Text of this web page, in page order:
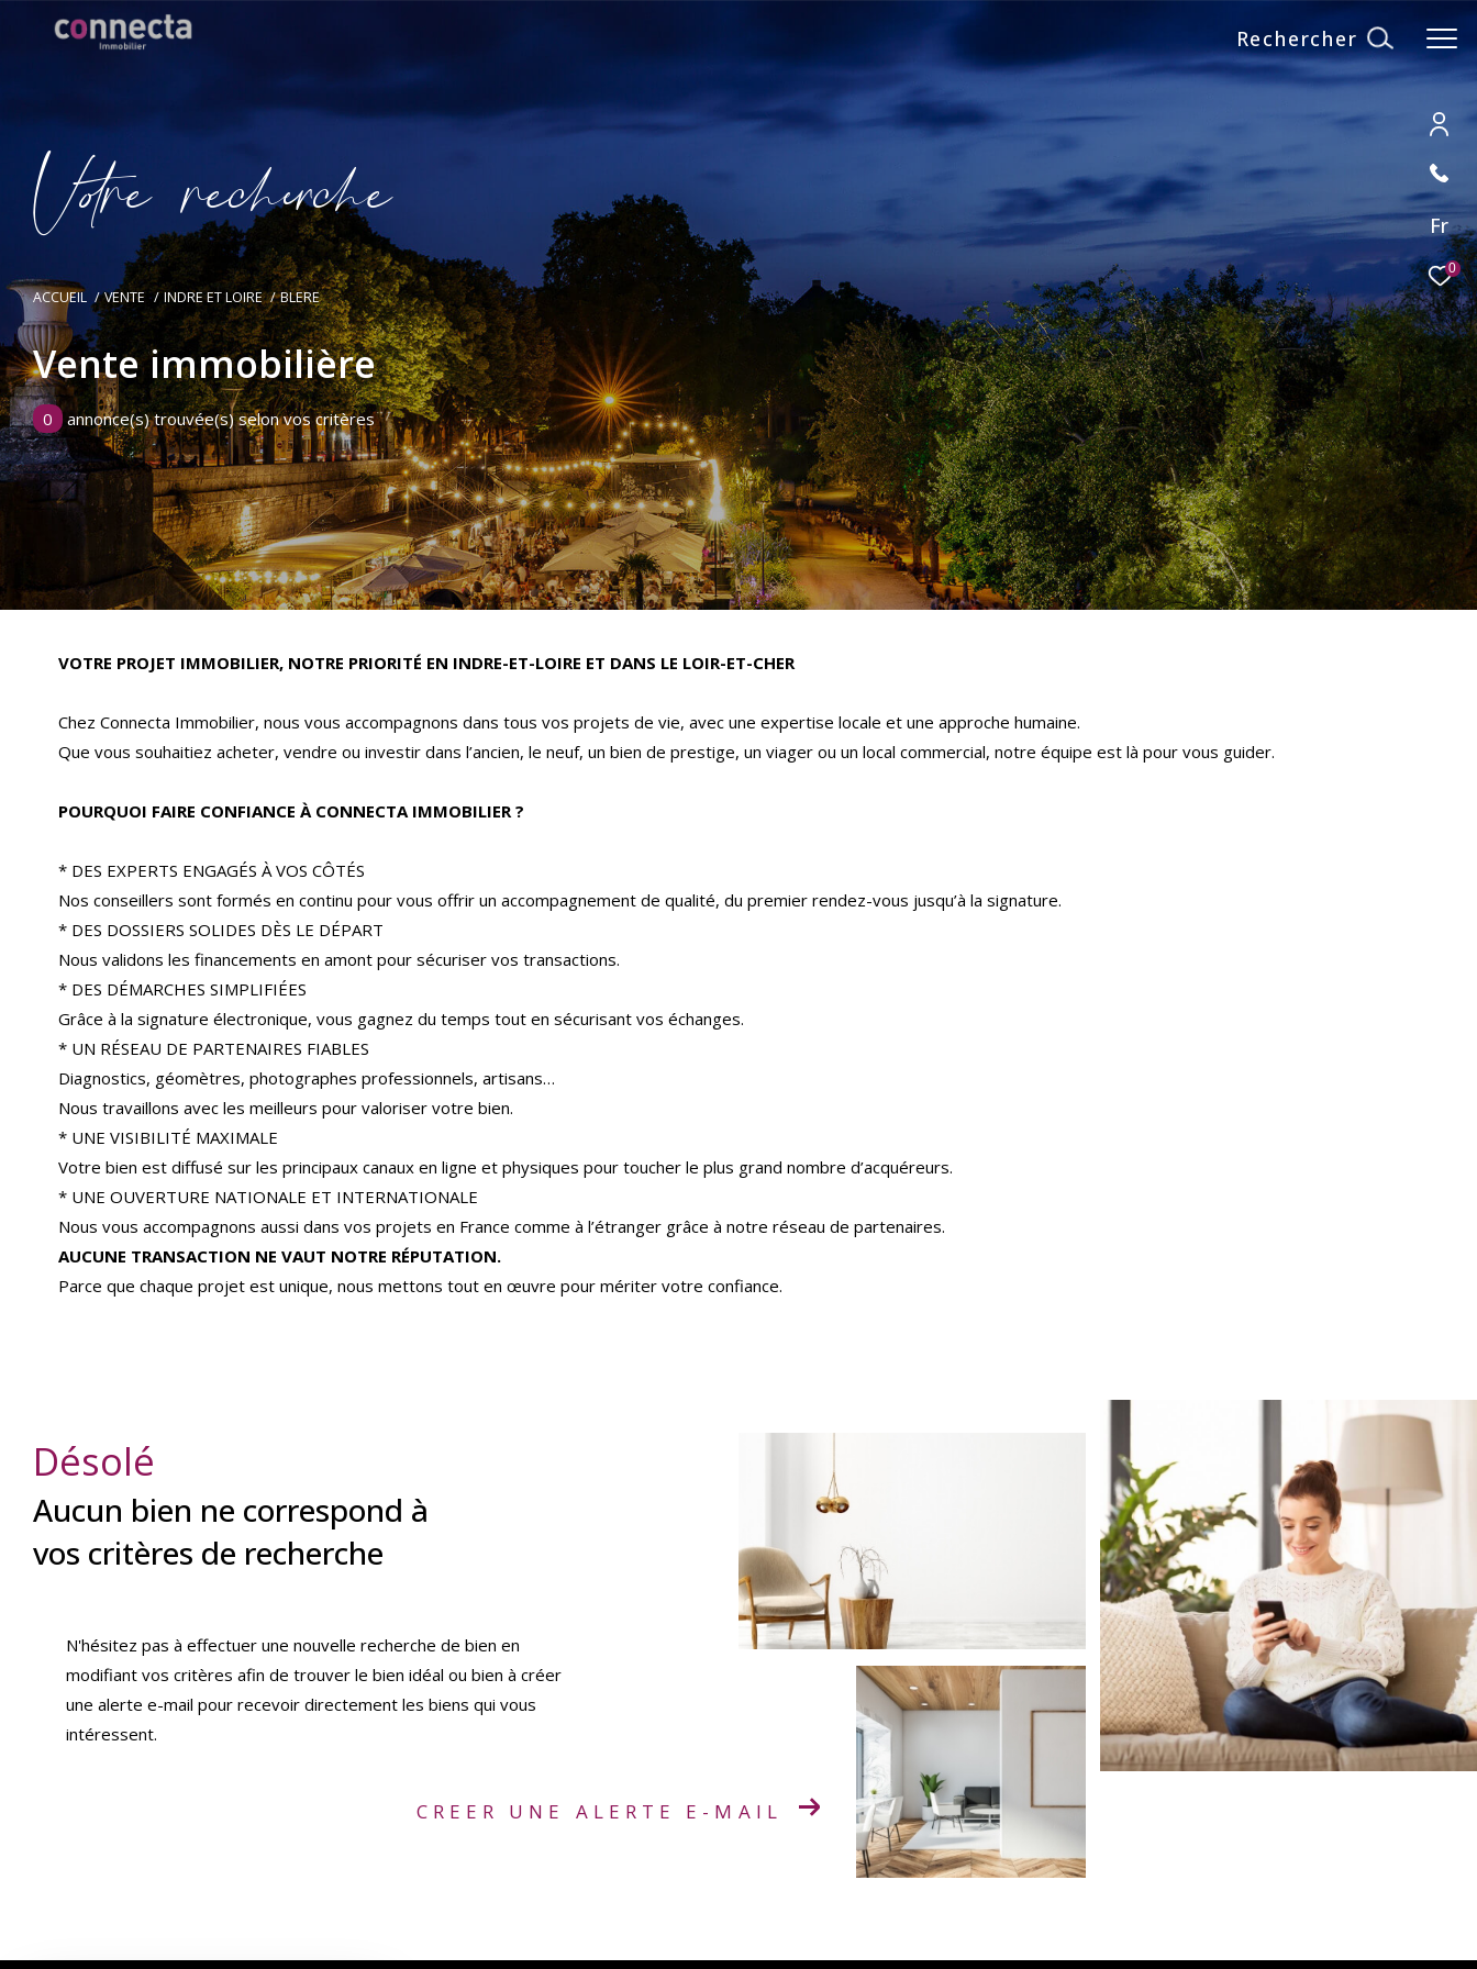
Fr
0
Rechercher
Vore recece
ACCUEIL VENTE INDRE ET LOIRE BLERE
Vente immobilière
0 annonce(s) trouvée(s) selon vos critères
VOTRE PROJET IMMOBILIER, NOTRE PRIORITÉ EN INDRE-ET-LOIRE ET DANS LE LOIR-ET-CHER
Chez Connecta Immobilier, nous vous accompagnons dans tous vos projets de vie, avec une expertise locale et une approche humaine.
Que vous souhaitiez acheter, vendre ou investir dans l’ancien, le neuf, un bien de prestige, un viager ou un local commercial, notre équipe est là pour vous guider.
POURQUOI FAIRE CONFIANCE À CONNECTA IMMOBILIER ?
* DES EXPERTS ENGAGÉS À VOS CÔTÉS
Nos conseillers sont formés en continu pour vous offrir un accompagnement de qualité, du premier rendez-vous jusqu’à la signature.
* DES DOSSIERS SOLIDES DÈS LE DÉPART
Nous validons les financements en amont pour sécuriser vos transactions.
* DES DÉMARCHES SIMPLIFIÉES
Grâce à la signature électronique, vous gagnez du temps tout en sécurisant vos échanges.
* UN RÉSEAU DE PARTENAIRES FIABLES
Diagnostics, géomètres, photographes professionnels, artisans…
Nous travaillons avec les meilleurs pour valoriser votre bien.
* UNE VISIBILITÉ MAXIMALE
Votre bien est diffusé sur les principaux canaux en ligne et physiques pour toucher le plus grand nombre d’acquéreurs.
* UNE OUVERTURE NATIONALE ET INTERNATIONALE
Nous vous accompagnons aussi dans vos projets en France comme à l’étranger grâce à notre réseau de partenaires.
AUCUNE TRANSACTION NE VAUT NOTRE RÉPUTATION.
Parce que chaque projet est unique, nous mettons tout en œuvre pour mériter votre confiance.
Désolé
Aucun bien ne correspond à
vos critères de recherche
N'hésitez pas à effectuer une nouvelle recherche de bien en
modifiant vos critères afin de trouver le bien idéal ou bien à créer
une alerte e-mail pour recevoir directement les biens qui vous
intéressent.
CREER UNE ALERTE E-MAIL